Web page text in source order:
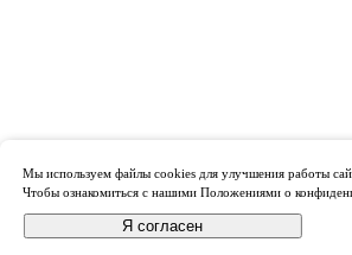
Мы используем файлы cookies для улучшения работы
Чтобы ознакомиться с нашими Положениями о
Я согласен